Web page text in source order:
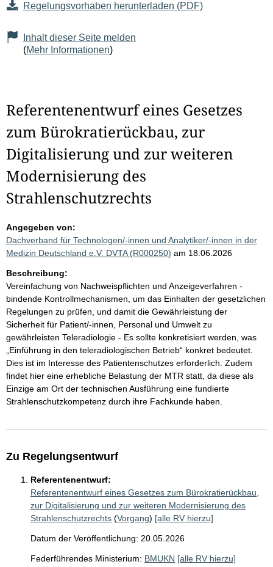
Regelungsvorhaben herunterladen (PDF)
Inhalt dieser Seite melden
(Mehr Informationen)
Referentenentwurf eines Gesetzes
zum Bürokratierückbau, zur
Digitalisierung und zur weiteren
Modernisierung des
Strahlenschutzrechts
Angegeben von:
Dachverband für Technologen/-innen und Analytiker/-innen in der
Medizin Deutschland e.V. DVTA (R000250) am 18.06.2026
Beschreibung:
Vereinfachung von Nachweispflichten und Anzeigeverfahren -
bindende Kontrollmechanismen, um das Einhalten der gesetzlichen
Regelungen zu prüfen, und damit die Gewährleistung der
Sicherheit für Patient/-innen, Personal und Umwelt zu
gewährleisten Teleradiologie - Es sollte konkretisiert werden, was
„Einführung in den teleradiologischen Betrieb“ konkret bedeutet.
Dies ist im Interesse des Patientenschutzes erforderlich. Zudem
findet hier eine erhebliche Belastung der MTR statt, da diese als
Einzige am Ort der technischen Ausführung eine fundierte
Strahlenschutzkompetenz durch ihre Fachkunde haben.
Zu Regelungsentwurf
Referentenentwurf:
Referentenentwurf eines Gesetzes zum Bürokratierückbau,
zur Digitalisierung und zur weiteren Modernisierung des
Strahlenschutzrechts (Vorgang) [alle RV hierzu]
Datum der Veröffentlichung: 20.05.2026
Federführendes Ministerium: BMUKN [alle RV hierzu]